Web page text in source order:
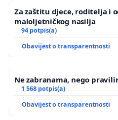
Za zaštitu djece, roditelja i
maloljetničkog nasilja
94 potpis(a)
Obavijest o transparentnosti
Ne zabranama, nego
1 568 potpis(a)
Obavijest o transparentnosti